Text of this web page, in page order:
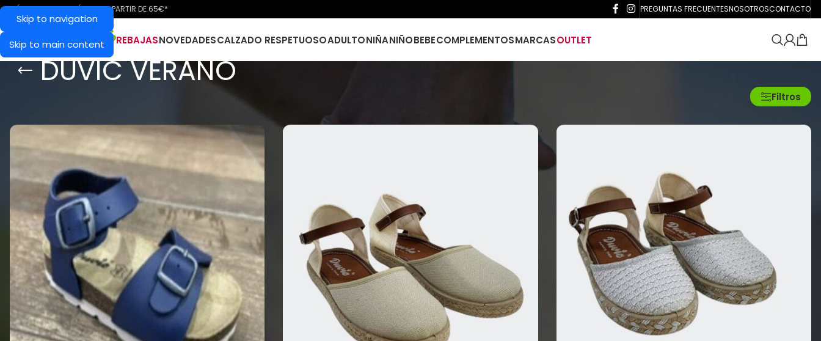
Skip to navigation
Skip to main content
ENVÍO GRATIS EN PENÍNSULA A PARTIR DE 65€* PREGUNTAS FRECUENTESNOSOTROSCONTACTO
REBAJASNOVEDADESCALZADO RESPETUOSOADULTONIÑANIÑOBEBECOMPLEMENTOSMARCASOUTLET
DUVIC VERANO
Filtros